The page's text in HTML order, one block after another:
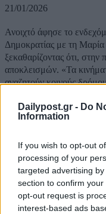
Dailypost.gr - Do
Information
If you wish to opt-out
processing of your
targeted advertising
section to confirm
opt-out request is
interest-based ads
21/01/2026
Ανοιχτό άφησε το
Δημοκρατίας με τη
ξεκαθαρίζοντας ότι,
αποκλεισμών. «Τα
αναζητούν κοινούς